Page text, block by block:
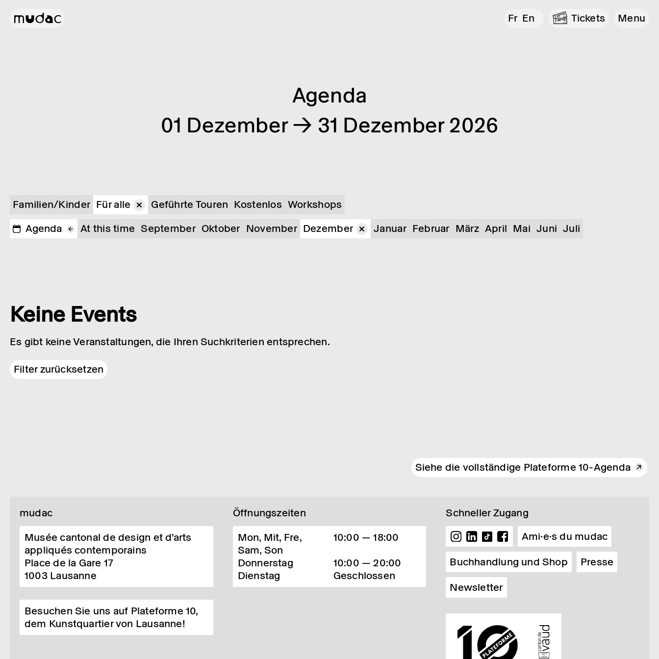
Fr En Tickets Menu
Agenda
01 Dezember → 31 Dezember 2026
Familien/Kinder Für alle Geführte Touren Kostenlos Workshops
Agenda
At this time September Oktober November Dezember Januar Februar März April Mai Juni Juli
Keine Events
Es gibt keine Veranstaltungen, die Ihren Suchkriterien entsprechen.
Filter zurücksetzen
Siehe die vollständige Plateforme 10-Agenda
mudac
Musée cantonal de design et d’arts
appliqués contemporains
Place de la Gare 17
1003 Lausanne
Besuchen Sie uns auf Plateforme 10,
dem Kunstquartier von Lausanne!
Öffnungszeiten
Mon, Mit, Fre,
Sam, Son
10:00 — 18:00
Donnerstag
10:00 — 20:00
Dienstag
Geschlossen
Schneller Zugang
Ami·e·s du mudac
Buchhandlung und Shop
Presse
Newsletter